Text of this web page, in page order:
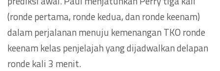
(ronde pertama, ronde kedua, dan ronde keenam)
dalam perjalanan menuju kemenangan TKO ronde
keenam kelas penjelajah yang dijadwalkan delapan
ronde kali 3 menit.